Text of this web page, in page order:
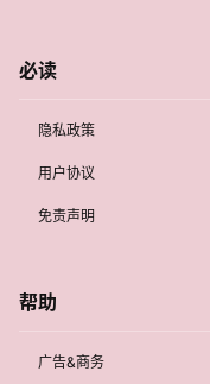
必读
隐私政策
用户协议
免责声明
帮助
广告&商务